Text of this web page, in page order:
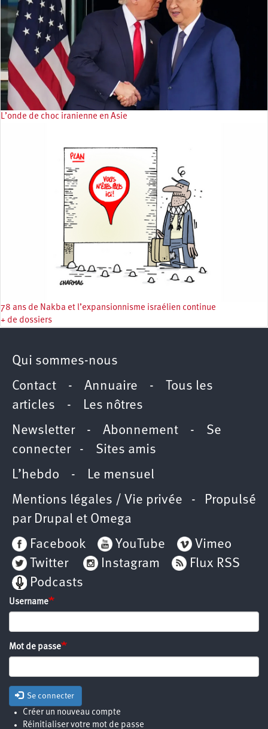
L’onde de choc iranienne en Asie
78 ans de Nakba et l’expansionnisme israélien continue
+ de dossiers
Qui sommes-nous
Contact - Annuaire -
Tous les
articles - Les nôtres
Newsletter- Abonnement - Se
connecter- Sites amis
L’hebdo - Le mensuel
Mentions légales / Vie privée - Propulsé
par Drupal et Omega
Facebook
YouTube
Vimeo
Twitter
Instagram
Flux RSS
Podcasts
Username
Mot de passe
Se connecter
Créer un nouveau compte
Réinitialiser votre mot de passe